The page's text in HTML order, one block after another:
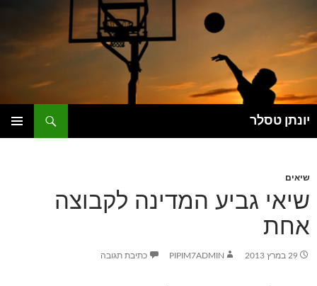
יונתן טסלר
שיאים
שיאי גביע המדינה לקבוצה
אחת
29 במרץ 2013 PIPIM7ADMIN כתיבת תגובה